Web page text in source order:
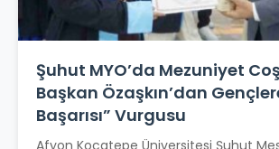
Şuhut MYO’da Mezuniyet
Başkan Özaşkın’dan
Başarısı” Vurgusu